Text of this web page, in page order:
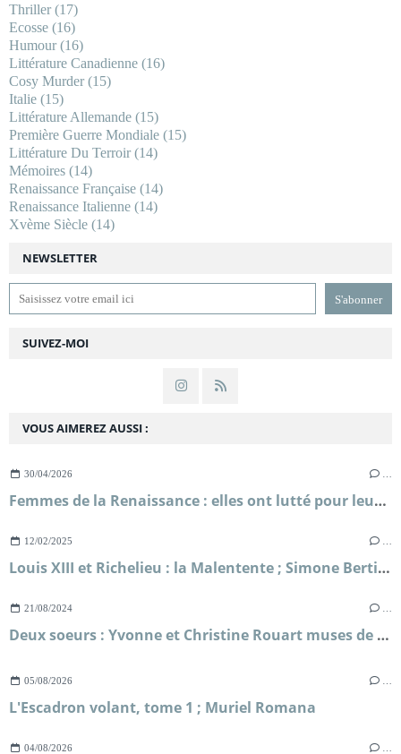
NEWSLETTER
SUIVEZ-MOI
VOUS AIMEREZ AUSSI :
30/04/2026
Femmes de la Renaissance : elles ont lutté pour leur liberté ; Sylvie Le Clech
12/02/2025
Louis XIII et Richelieu : la Malentente ; Simone Bertière
21/08/2024
Deux soeurs : Yvonne et Christine Rouart muses de l'impressionnisme ; Dominique Bona
05/08/2026
L'Escadron volant, tome 1 ; Muriel Romana
04/08/2026
Thriller(17)
Ecosse (16)
Humour(16)
Littérature Canadienne (16)
Cosy Murder(15)
Italie (15)
Littérature Allemande (15)
Première Guerre Mondiale (15)
Littérature Du Terroir(14)
Mémoires (14)
Renaissance Française (14)
Renaissance Italienne (14)
Xvème Siècle (14)